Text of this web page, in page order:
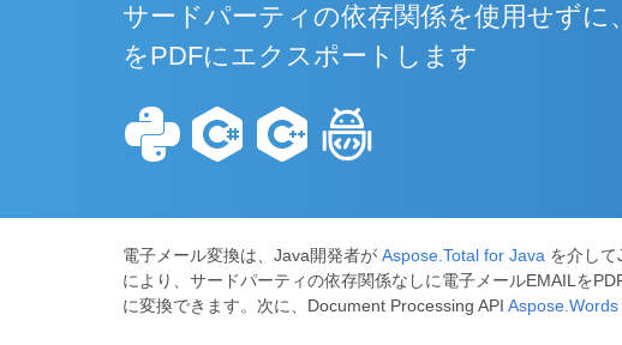
サードパーティの依存関係を使用せず
をPDFにエクスポートします
電子メール変換は、Java開発者が Aspose.Total for Java を介し
により、サードパーティの依存関係なしに電子メールEMAILを
に変換できます。次に、Document Processing API